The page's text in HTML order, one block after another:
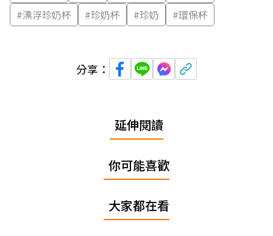
#漂浮珍奶杯 #珍奶杯 #珍奶 #環保杯
分享：
延伸閱讀
你可能喜歡
大家都在看